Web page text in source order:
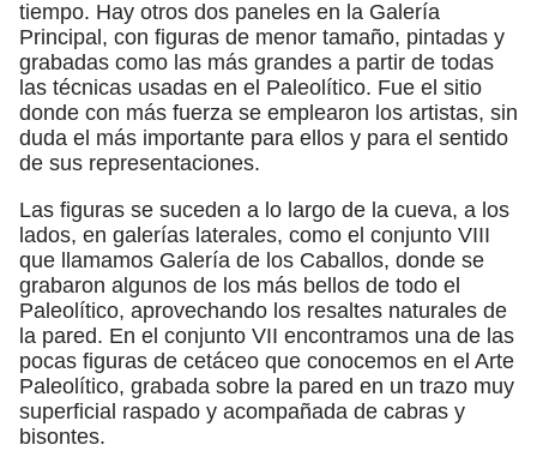
tiempo. Hay otros dos paneles en la Galería
Principal, con figuras de menor tamaño, pintadas y
grabadas como las más grandes a partir de todas
las técnicas usadas en el Paleolítico. Fue el sitio
donde con más fuerza se emplearon los artistas, sin
duda el más importante para ellos y para el sentido
de sus representaciones.
Las figuras se suceden a lo largo de la cueva, a los
lados, en galerías laterales, como el conjunto VIII
que llamamos Galería de los Caballos, donde se
grabaron algunos de los más bellos de todo el
Paleolítico, aprovechando los resaltes naturales de
la pared. En el conjunto VII encontramos una de las
pocas figuras de cetáceo que conocemos en el Arte
Paleolítico, grabada sobre la pared en un trazo muy
superficial raspado y acompañada de cabras y
bisontes.